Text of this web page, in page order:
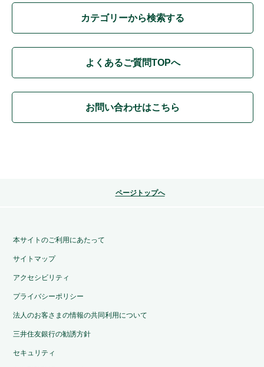
カテゴリーから検索する
よくあるご質問TOPへ
お問い合わせはこちら
ページトップへ
本サイトのご利用にあたって
サイトマップ
アクセシビリティ
プライバシーポリシー
法人のお客さまの情報の共同利用について
三井住友銀行の勧誘方針
セキュリティ